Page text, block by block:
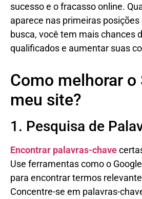
sucesso e o fracasso online.
aparece nas primeiras
busca, você tem mais chances
qualificados e aumentar suas
Como melhorar o
meu site?
1. Pesquisa de
Encontrar palavras-chave
Use ferramentas como o
para encontrar termos
Concentre-se em palavras-